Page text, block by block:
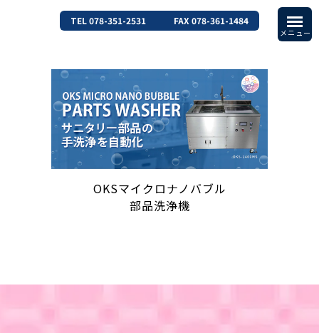
TEL 078-351-2531 FAX 078-361-1484
OKSマイクロナノバブル
部品洗浄機